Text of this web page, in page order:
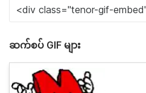
ဆက်စပ် GIF များ